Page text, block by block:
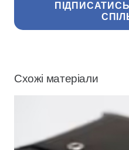
ПІДПИСАТИСЬ
Схожі матеріали